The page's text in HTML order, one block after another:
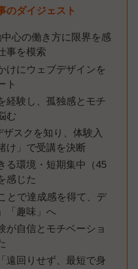
のダイジェスト
心の働き方に限界を感
事を模索
けにウェブデザインを
ト
経験し、孤独感とモチ
む
ザスクを知り、体験入
け」で受講を決断
る環境・短期集中（45
感じた
とで達成感を得て、デ
「趣味」へ
が自信とモチベーショ
遠回りせず、最短で身